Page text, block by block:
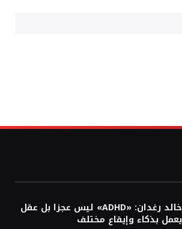
خالد رغدان: «ADHD» ليس عجزا بل عقل
يعمل بذكاء وإيقاع مختلف